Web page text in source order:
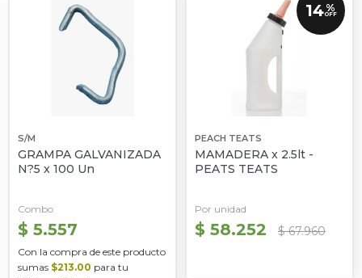
S/M
GRAMPA GALVANIZADA
N?5 x 100 Un
Combo
$ 5.557
Con la compra de este producto
sumas $213.00 para tu
14 %
OFF
PEACH TEATS
MAMADERA x 2.5lt -
PEATS TEATS
Por unidad
$ 58.252 $ 67.960